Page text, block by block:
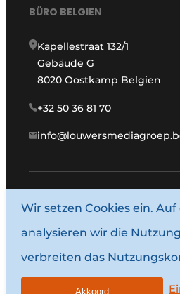
BÜRO BELGIEN
Kapellestraat 132/1
Gebäude G
8020 Oostkamp Belgien
+32 50 36 81 70
© 1987–2026
Allgemeine Bedingungen
Wir setzen Cookies ein. Auf
analysieren wir die
verbreiten das
Akkoord